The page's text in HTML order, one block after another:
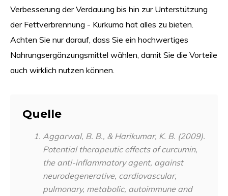
Verbesserung der Verdauung bis hin zur Unterstützung
der Fettverbrennung - Kurkuma hat alles zu bieten.
Achten Sie nur darauf, dass Sie ein hochwertiges
Nahrungsergänzungsmittel wählen, damit Sie die Vorteile
auch wirklich nutzen können.
Quelle
Aggarwal, B. B., & Harikumar, K. B. (2009).
Potential therapeutic effects of curcumin,
the anti-inflammatory agent, against
neurodegenerative, cardiovascular,
pulmonary, metabolic, autoimmune and